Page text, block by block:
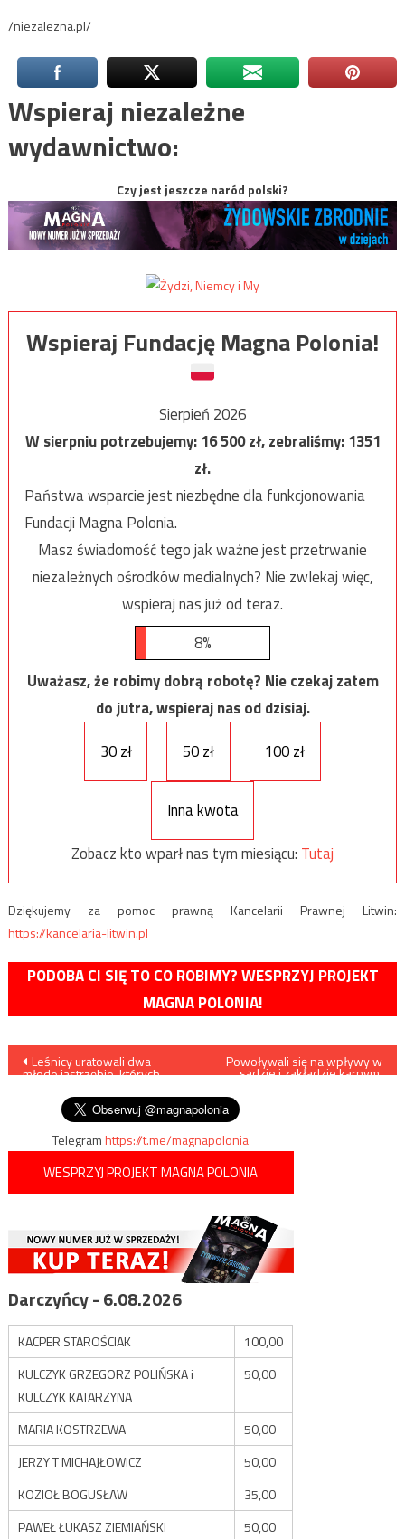
/niezalezna.pl/
Wspieraj niezależne
wydawnictwo:
Czy jest jeszcze naród polski?
Wspieraj Fundację Magna Polonia!
Sierpień 2026
W sierpniu potrzebujemy:16 500zł, zebraliśmy:1351
zł.
Państwa wsparcie jest niezbędne dla funkcjonowania
Fundacji Magna Polonia.
Masz świadomość tego jak ważne jest przetrwanie
niezależnych ośrodków medialnych? Nie zwlekaj więc,
wspieraj nas już od teraz.
8%
Uważasz, że robimy dobrą robotę? Nie czekaj zatem
do jutra, wspieraj nas od dzisiaj.
30 zł
50 zł 100 zł
Inna kwota
Zobacz kto wparł nas tym miesiącu: Tutaj
Dziękujemy za pomoc prawną Kancelarii Prawnej Litwin:
https://kancelaria-litwin.pl
PODOBA CI SIĘ TO CO ROBIMY? WESPRZYJ PROJEKT
MAGNA POLONIA!
Nawigacja
wpisu
Leśnicy uratowali dwa
młode jastrzębie, których
Powoływali się na wpływy w
sądzie i zakładzie karnym,
Telegramhttps://t.me/magnapolonia
WESPRZYJ PROJEKT MAGNA POLONIA
Darczyńcy - 6.08.2026
KACPER STAROŚCIAK
100,00
KULCZYK GRZEGORZ POLIŃSKA i
KULCZYK KATARZYNA
50,00
MARIA KOSTRZEWA
50,00
JERZY T MICHAJŁOWICZ
50,00
KOZIOŁ BOGUSŁAW
35,00
PAWEŁ ŁUKASZ ZIEMIAŃSKI
50,00